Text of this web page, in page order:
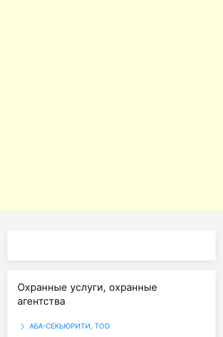
Охранные услуги, охранные
агентства
АБА-СЕКЬЮРИТИ, ТОО